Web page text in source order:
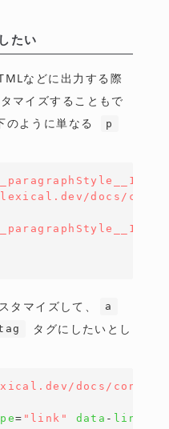
たい
などに出力する際
マイズすることもで
のように単なる
p
docs/
マイズして、 a
タグにしたいとし
docs/
= "link" data - link